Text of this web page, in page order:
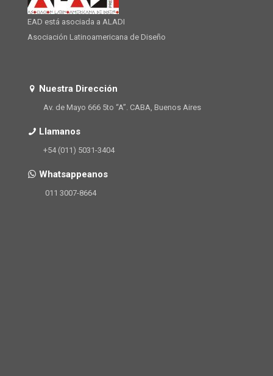
EAD está asociada a ALADI
Asociación Latinoamericana de Diseño
Nuestra Dirección
Av. de Mayo 666 5to “A”. CABA, Buenos Aires
Llamanos
+54 (011) 5031-3404
Whatsappeanos
011 3007-8664